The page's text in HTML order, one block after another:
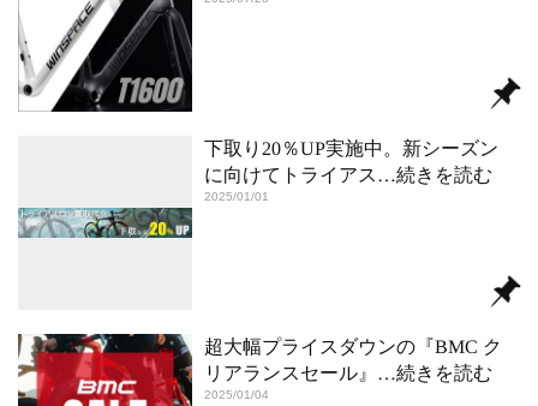
下取り20％UP実施中。新シーズン
に向けてトライアス …続きを読む
2025/01/01
超大幅プライスダウンの『BMC ク
リアランスセール』 …続きを読む
2025/01/04